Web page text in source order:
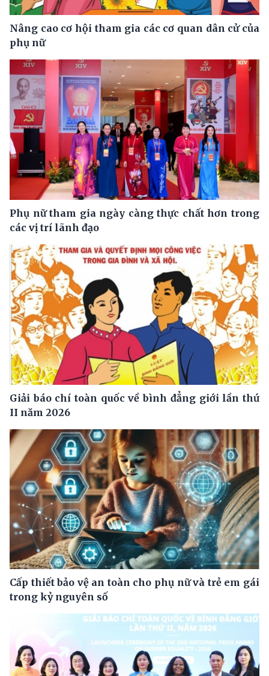
Nâng cao cơ hội tham gia các cơ quan dân cử của
phụ nữ
Phụ nữ tham gia ngày càng thực chất hơn trong
các vị trí lãnh đạo
Giải báo chí toàn quốc về bình đẳng giới lần thứ
II năm 2026
Cấp thiết bảo vệ an toàn cho phụ nữ và trẻ em gái
trong kỷ nguyên số